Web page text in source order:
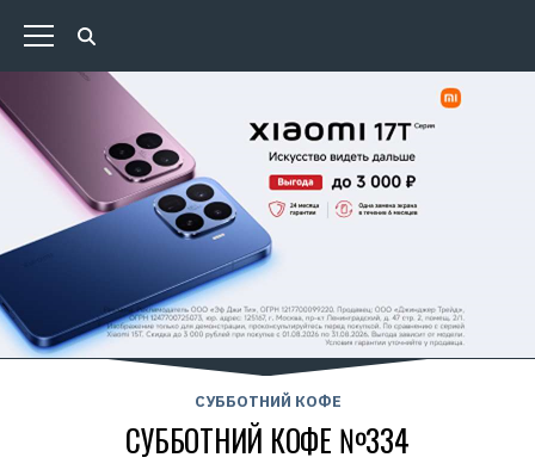
СУББОТНИЙ КОФЕ
СУББОТНИЙ КОФЕ №334